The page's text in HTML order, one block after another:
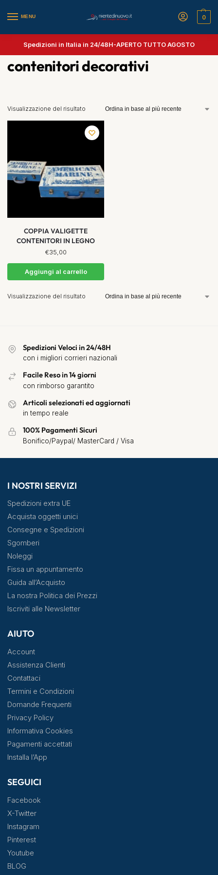
MENU 0
Spedizioni in Italia in 24/48H-APERTO TUTTO AGOSTO
contenitori decorativi
Visualizzazione del risultato
COPPIA VALIGETTE
CONTENITORI IN LEGNO
€35,00
Aggiungi al carrello
Visualizzazione del risultato
Spedizioni Veloci in 24/48H
con i migliori corrieri nazionali
Facile Reso in 14 giorni
con rimborso garantito
Articoli selezionati ed aggiornati
in tempo reale
100% Pagamenti Sicuri
Bonifico/Paypal/ MasterCard / Visa
I NOSTRI SERVIZI
Spedizioni extra UE
Acquista oggetti unici
Consegne e Spedizioni
Sgomberi
Noleggi
Fissa un appuntamento
Guida all’Acquisto
La nostra Politica dei Prezzi
Iscriviti alle Newsletter
AIUTO
Account
Assistenza Clienti
Contattaci
Termini e Condizioni
Domande Frequenti
Privacy Policy
Informativa Cookies
Pagamenti accettati
Installa l’App
SEGUICI
Facebook
X-Twitter
Instagram
Pinterest
Youtube
BLOG